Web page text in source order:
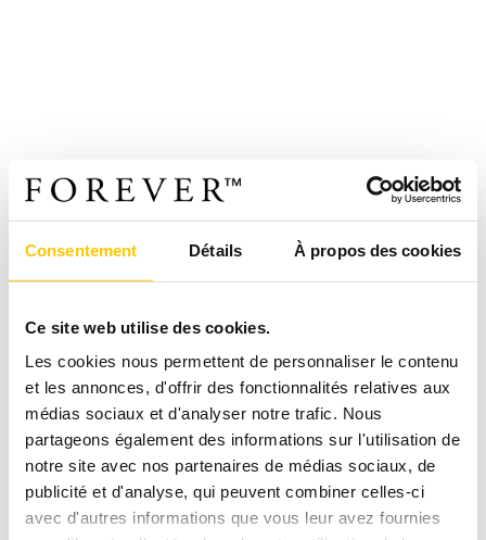
Consentement Détails À propos des cookies
Ce site web utilise des cookies.
Les cookies nous permettent de personnaliser le contenu
et les annonces, d'offrir des fonctionnalités relatives aux
médias sociaux et d'analyser notre trafic. Nous
partageons également des informations sur l'utilisation de
notre site avec nos partenaires de médias sociaux, de
publicité et d'analyse, qui peuvent combiner celles-ci
avec d'autres informations que vous leur avez fournies